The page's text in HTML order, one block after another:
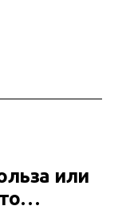
или